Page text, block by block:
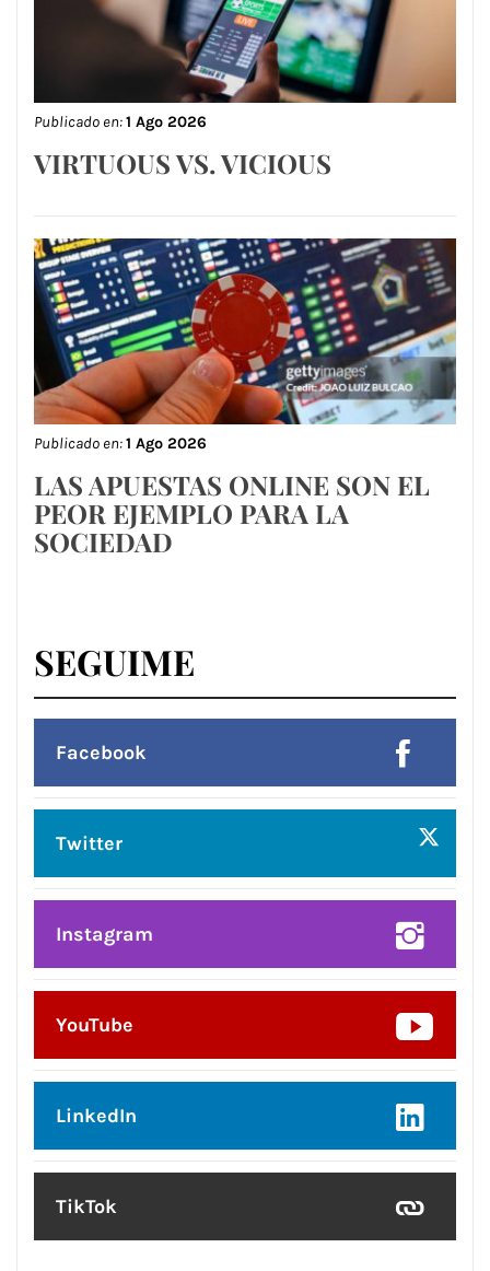
Publicado en:1 Ago 2026
VIRTUOUS VS. VICIOUS
Publicado en:1 Ago 2026
LAS APUESTAS ONLINE SON EL
PEOR EJEMPLO PARA LA
SOCIEDAD
SEGUIME
Facebook
Twitter
Instagram
YouTube
LinkedIn
TikTok